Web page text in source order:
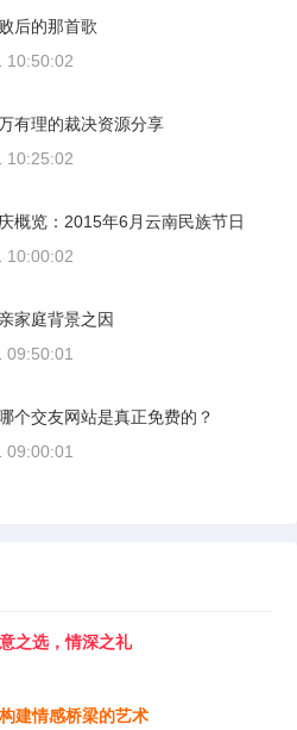
后的那首歌
10:50:02
有理的裁决资源分享
10:25:02
概览：2015年6月云南民族节日
10:00:02
家庭背景之因
09:50:01
个交友网站是真正免费的？
09:00:01
之选，情深之礼
建情感桥梁的艺术